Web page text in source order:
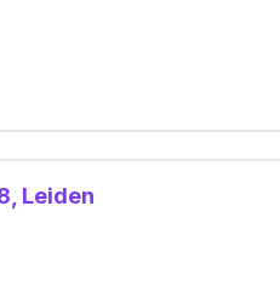
Leiden